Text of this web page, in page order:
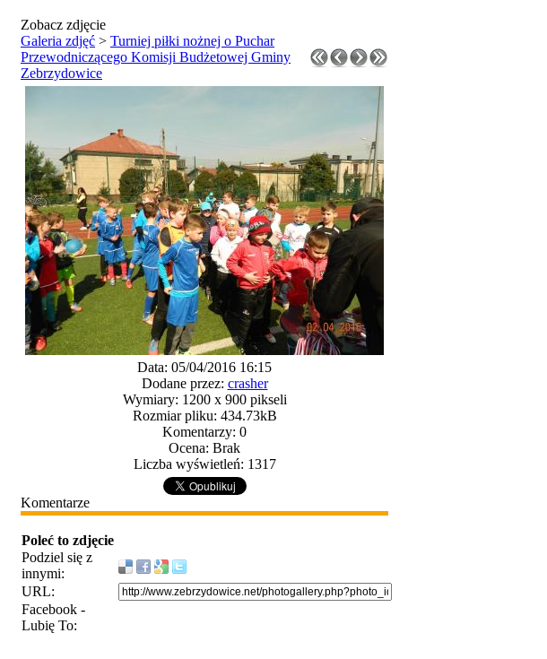
Zobacz zdjęcie
Galeria zdjęć > Turniej piłki nożnej o Puchar
Przewodniczącego Komisji Budżetowej Gminy
Zebrzydowice
Data: 05/04/2016 16:15
Dodane przez: crasher
Wymiary: 1200 x 900 pikseli
Rozmiar pliku: 434.73kB
Komentarzy: 0
Ocena: Brak
Liczba wyświetleń: 1317
Komentarze
Poleć to zdjęcie
Podziel się z
innymi:
URL:
Facebook -
Lubię To: